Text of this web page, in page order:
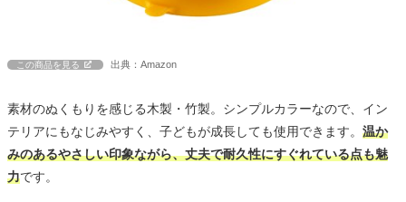
この商品を見る 出典：Amazon
素材のぬくもりを感じる木製・竹製。シンプルカラーなので、イン
テリアにもなじみやすく、子どもが成長しても使用できます。 温か
みのあるやさしい印象ながら、丈夫で耐久性にすぐれている点も魅
力です。